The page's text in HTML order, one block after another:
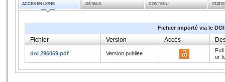
ACCÈS EN LIGNE DÉTAILS CONTENU
Fichier importé via le DOI
Fichier Version Accès
doi 296069.pdf Version publiée
or